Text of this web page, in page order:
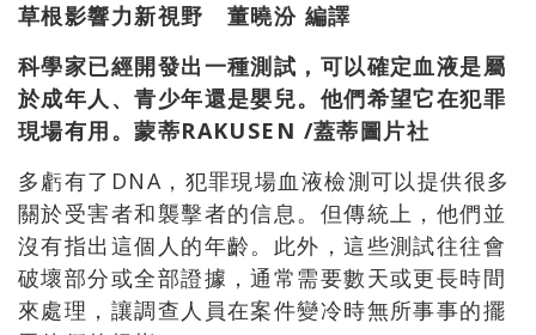
草根影響力新視野 董曉汾 編譯
科學家已經開發出一種測試，可以確定血液是屬
於成年人、青少年還是嬰兒。他們希望它在犯罪
現場有用。蒙蒂RAKUSEN /蓋蒂圖片社
多虧有了DNA，犯罪現場血液檢測可以提供很多
關於受害者和襲擊者的信息。但傳統上，他們並
沒有指出這個人的年齡。此外，這些測試往往會
破壞部分或全部證據，通常需要數天或更長時間
來處理，讓調查人員在案件變冷時無所事事的擺